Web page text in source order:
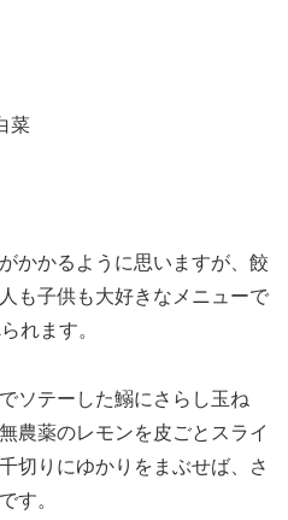
菜
かかるように思いますが、餃
も子供も大好きなメニューで
れます。
ソテーした鰯にさらし玉ね
農薬のレモンを皮ごとスライ
切りにゆかりをまぶせば、さ
す。